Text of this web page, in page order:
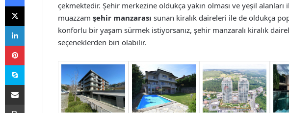
çekmektedir. Şehir merkezine oldukça yakın olması ve yeşil
muazzam şehir manzarası sunan kiralık daireleri ile de oldukça
konforlu bir yaşam sürmek istiyorsanız, şehir manzaralı kiralık
seçeneklerden biri olabilir.
X
LinkedIn
Pinterest
Skype
E-Posta ile paylaş